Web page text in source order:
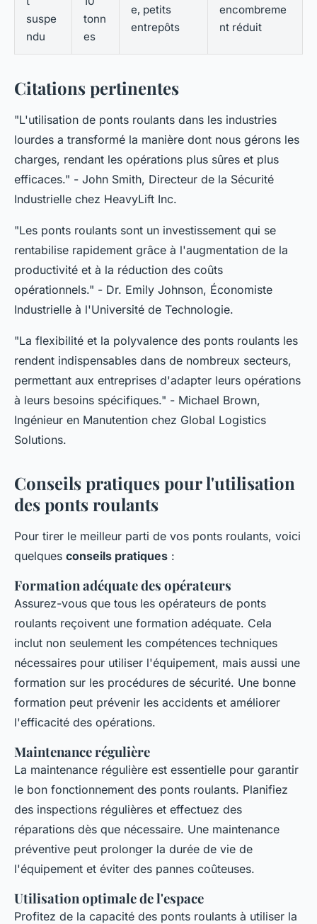
suspe
ndu
tonn
es
e, petits
entrepôts
encombreme
nt réduit
Citations pertinentes
"L'utilisation de ponts roulants dans les industries
lourdes a transformé la manière dont nous gérons les
charges, rendant les opérations plus sûres et plus
efficaces." - John Smith, Directeur de la Sécurité
Industrielle chez HeavyLift Inc.
"Les ponts roulants sont un investissement qui se
rentabilise rapidement grâce à l'augmentation de la
productivité et à la réduction des coûts
opérationnels." - Dr. Emily Johnson, Économiste
Industrielle à l'Université de Technologie.
"La flexibilité et la polyvalence des ponts roulants les
rendent indispensables dans de nombreux secteurs,
permettant aux entreprises d'adapter leurs opérations
à leurs besoins spécifiques." - Michael Brown,
Ingénieur en Manutention chez Global Logistics
Solutions.
Conseils pratiques pour l'utilisation
des ponts roulants
Pour tirer le meilleur parti de vos ponts roulants, voici
quelques conseils pratiques :
Formation adéquate des opérateurs
Assurez-vous que tous les opérateurs de ponts
roulants reçoivent une formation adéquate. Cela
inclut non seulement les compétences techniques
nécessaires pour utiliser l'équipement, mais aussi une
formation sur les procédures de sécurité. Une bonne
formation peut prévenir les accidents et améliorer
l'efficacité des opérations.
Maintenance régulière
La maintenance régulière est essentielle pour garantir
le bon fonctionnement des ponts roulants. Planifiez
des inspections régulières et effectuez des
réparations dès que nécessaire. Une maintenance
préventive peut prolonger la durée de vie de
l'équipement et éviter des pannes coûteuses.
Utilisation optimale de l'espace
Profitez de la capacité des ponts roulants à utiliser la